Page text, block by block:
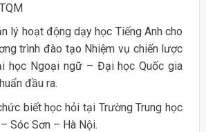
lý hoạt động dạy học Tiếng Anh cho
trình đào tạo Nhiệm vụ chiến lược
học Ngoại ngữ – Đại học Quốc gia
đầu ra.
biết học hỏi tại Trường Trung học
Sóc Sơn – Hà Nội.